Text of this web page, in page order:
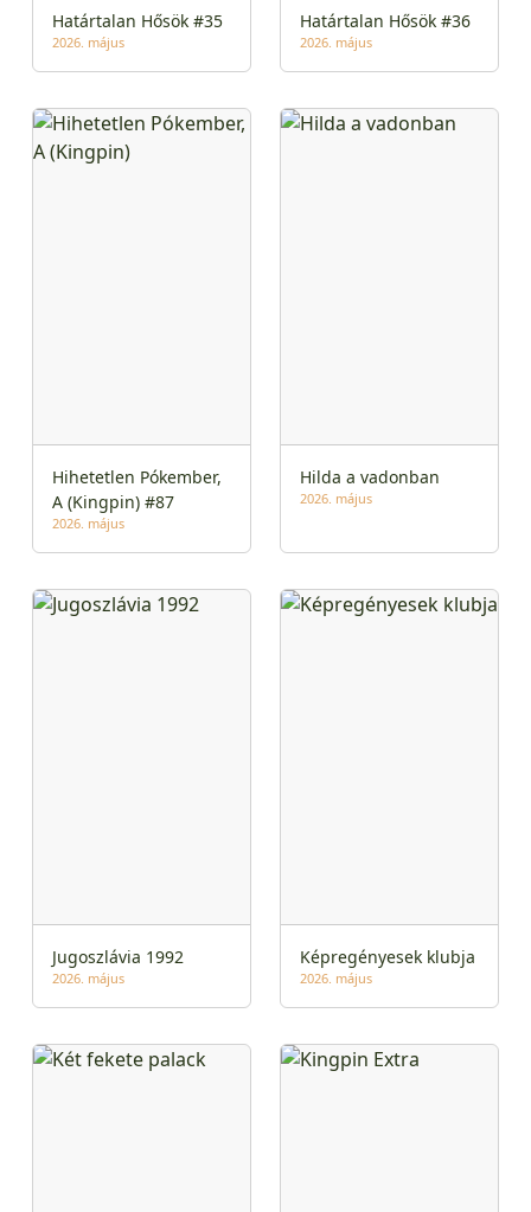
Határtalan Hősök #35
2026. május
Határtalan Hősök #36
2026. május
Hihetetlen Pókember,
A (Kingpin) #87
2026. május
Hilda a vadonban
2026. május
Jugoszlávia 1992
2026. május
Képregényesek klubja
2026. május